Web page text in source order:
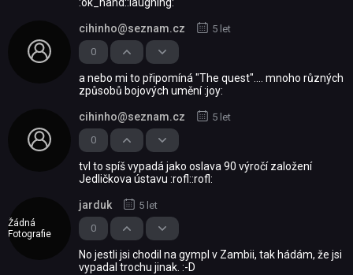
0
cihinho@seznam.cz 5 let
a nebo mi to připomíná "The quest".... mnoho různých
způsobů bojových umění :joy:
0
cihinho@seznam.cz 5 let
tvl to spíš vypadá jako oslava 90 výročí založení
Jedličkova ústavu :rofl::rofl:
Žádná
Fotografie
0
jarduk 5 let
No jestli jsi chodil na gympl v Zambii, tak hádám, že jsi
vypadal trochu jinak. :-D